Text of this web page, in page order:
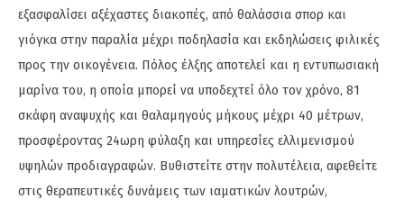
εξασφαλίσει αξέχαστες διακοπές, από θαλάσσια σπορ και
γιόγκα στην παραλία μέχρι ποδηλασία και εκδηλώσεις φιλικές
προς την οικογένεια. Πόλος έλξης αποτελεί και η εντυπωσιακή
μαρίνα του, η οποία μπορεί να υποδεχτεί όλο τον χρόνο, 81
σκάφη αναψυχής και θαλαμηγούς μήκους μέχρι 40 μέτρων,
προσφέροντας 24ωρη φύλαξη και υπηρεσίες ελλιμενισμού
υψηλών προδιαγραφών. Βυθιστείτε στην πολυτέλεια, αφεθείτε
στις θεραπευτικές δυνάμεις των ιαματικών λουτρών,